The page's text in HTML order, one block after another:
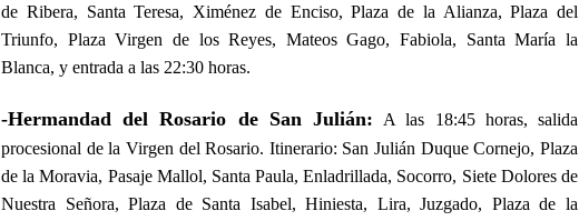
de Ribera, Santa Teresa, Ximénez de Enciso, Plaza de la Alianza, Plaza del
Triunfo, Plaza Virgen de los Reyes, Mateos Gago, Fabiola, Santa María la
Blanca, y entrada a las 22:30 horas.
-Hermandad del Rosario de San Julián: A las 18:45 horas, salida
procesional de la Virgen del Rosario. Itinerario: San Julián Duque Cornejo, Plaza
de la Moravia, Pasaje Mallol, Santa Paula, Enladrillada, Socorro, Siete Dolores de
Nuestra Señora, Plaza de Santa Isabel, Hiniesta, Lira, Juzgado, Plaza de la